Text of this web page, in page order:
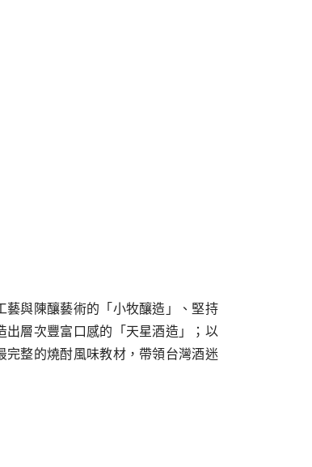
藝與陳釀藝術的「⼩牧釀造」、堅持
層次豐富⼝感的「天星酒造」；以
整的燒酎風味教材，帶領台灣酒迷